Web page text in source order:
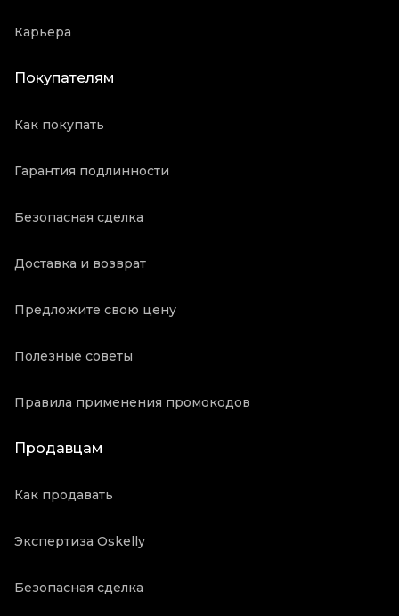
Карьера
Покупателям
Как покупать
Гарантия подлинности
Безопасная сделка
Доставка и возврат
Предложите свою цену
Полезные советы
Правила применения промокодов
Продавцам
Как продавать
Экспертиза Oskelly
Безопасная сделка